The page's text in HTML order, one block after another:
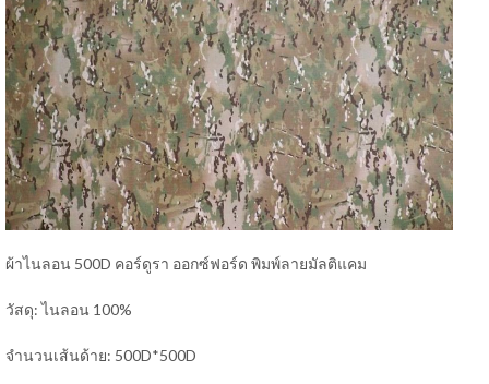
ผ้าไนลอน 500D คอร์ดูรา ออกซ์ฟอร์ด พิมพ์ลายมัลติแคม
วัสดุ: ไนลอน 100%
จำนวนเส้นด้าย: 500D*500D